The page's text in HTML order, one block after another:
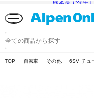
熊本県で発生
品
検
TOP 自転車 その他 6SV チュ